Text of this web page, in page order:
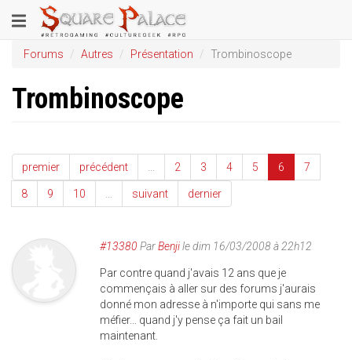
au
contenu
principal
Toggle
navigation
Forums Autres Présentation Trombinoscope
Trombinoscope
premier précédent 2 3 4 5 6 7
8 9 10 suivant dernier
#13380 ParBenjile dim 16/03/2008 à 22h12
Par contre quand j'avais 12 ans que je
commençais à aller sur des forums j'aurais
donné mon adresse à n'importe qui sans me
méfier... quand j'y pense ça fait un bail
maintenant.